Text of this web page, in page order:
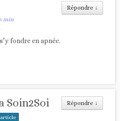
Répondre ↓
min
fondre en apnée.
Répondre ↓
Soin2Soi